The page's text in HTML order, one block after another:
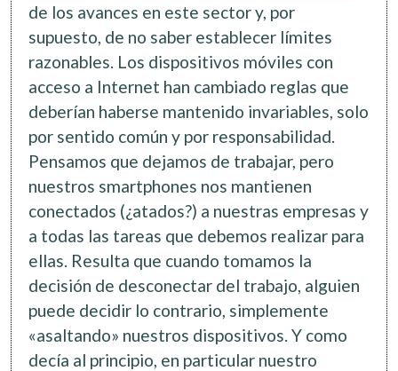
de los avances en este sector y, por
supuesto, de no saber establecer límites
razonables. Los dispositivos móviles con
acceso a Internet han cambiado reglas que
deberían haberse mantenido invariables, solo
por sentido común y por responsabilidad.
Pensamos que dejamos de trabajar, pero
nuestros smartphones nos mantienen
conectados (¿atados?) a nuestras empresas y
a todas las tareas que debemos realizar para
ellas. Resulta que cuando tomamos la
decisión de desconectar del trabajo, alguien
puede decidir lo contrario, simplemente
«asaltando» nuestros dispositivos. Y como
decía al principio, en particular nuestro